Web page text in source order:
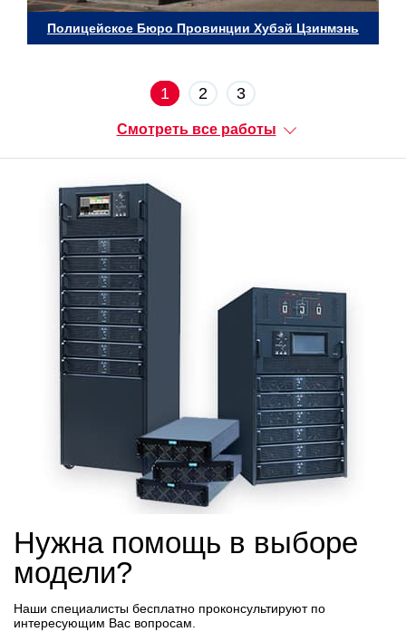
Полицейское Бюро Провинции Хубэй Цзинмэнь
1 2 3
Смотреть все работы
Нужна помощь в выборе
модели?
Наши специалисты бесплатно проконсультируют по
интересующим Вас вопросам.